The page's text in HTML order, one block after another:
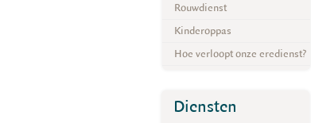
Rouwdienst
Kinderoppas
Hoe verloopt onze eredienst?
Diensten